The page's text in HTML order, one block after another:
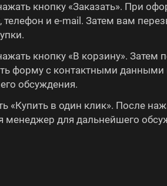
кнопку «Заказать». При
и e-mail. Затем вам
кнопку «В корзину». Затем
форму с контактными данными
обсуждения.
«Купить в один клик». После
менеджер для дальнейшего